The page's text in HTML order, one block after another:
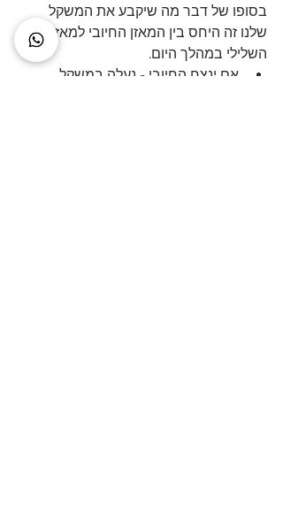
בסופו של דבר מה שיקבע את המשקל
שלנו זה היחס בין המאזן החיובי למאזן
השלילי במהלך היום.
אם ינצח החיובי - נעלה במשקל